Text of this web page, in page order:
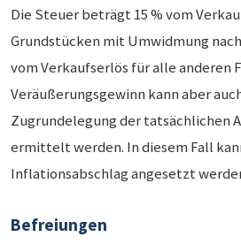
Die Steuer beträgt 15 % vom
Grundstücken mit Umwidmung nach
vom Verkaufserlös für alle anderen
Veräußerungsgewinn kann aber
Zugrundelegung der tatsächlichen
ermittelt werden. In diesem Fall
Inflationsabschlag angesetzt
Befreiungen